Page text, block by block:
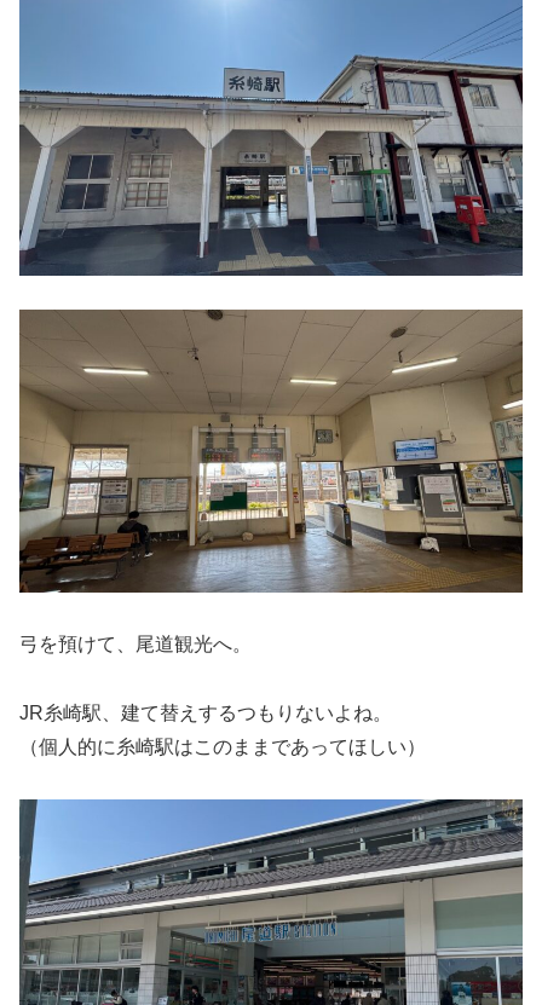
弓を預けて、尾道観光へ。
JR糸崎駅、建て替えするつもりないよね。
（個人的に糸崎駅はこのままであってほしい）